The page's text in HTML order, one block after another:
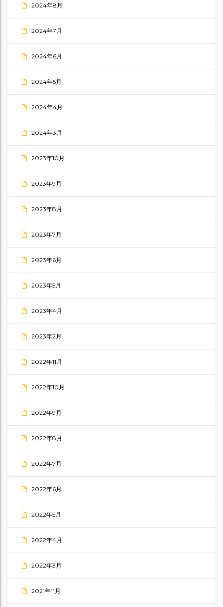
2024年8月
2024年7月
2024年6月
2024年5月
2024年4月
2024年3月
2023年10月
2023年9月
2023年8月
2023年7月
2023年6月
2023年5月
2023年4月
2023年2月
2022年11月
2022年10月
2022年9月
2022年8月
2022年7月
2022年6月
2022年5月
2022年4月
2022年3月
2021年11月